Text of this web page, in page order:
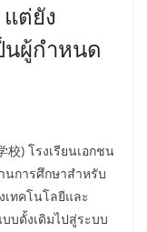
ต่ยัง
นผู้กำหนด
校) โรงเรียนเอกชน
นการศึกษาสำหรับ
เทคโนโลยีและ
บดั้งเดิมไปสู่ระบบ